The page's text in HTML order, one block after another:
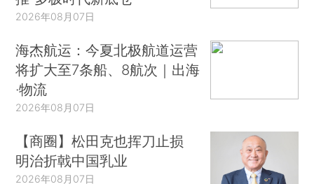
2026年08月07日
海杰航运：今夏北极航道运营
将扩大至7条船、8航次｜出海
·物流
2026年08月07日
【商圈】松田克也挥刀止损
明治折戟中国乳业
2026年08月07日